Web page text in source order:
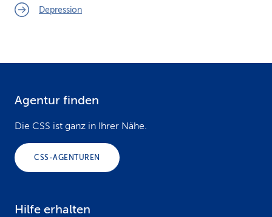
Depression
Agentur finden
Die CSS ist ganz in Ihrer Nähe.
CSS-AGENTUREN
Hilfe erhalten